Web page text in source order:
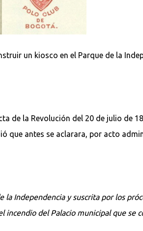
un kiosco en el Parque de la
de la Revolución del 20 de julio de
que antes se aclarara, por acto
la Independencia y suscrita por los
del Palacio municipal que se